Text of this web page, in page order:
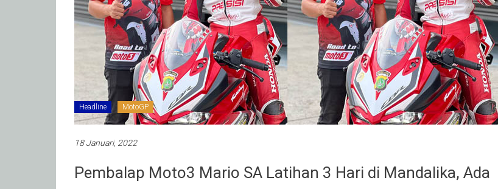
Headline MotoGP
18 Januari, 2022
Pembalap Moto3 Mario SA Latihan 3 Hari di Mandalika, Ada